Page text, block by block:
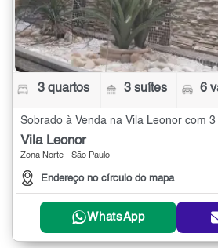
3 quartos 3 suítes 6
Sobrado à Venda na Vila Leonor com
Vila Leonor
Zona Norte - São Paulo
Endereço no círculo do mapa
WhatsApp